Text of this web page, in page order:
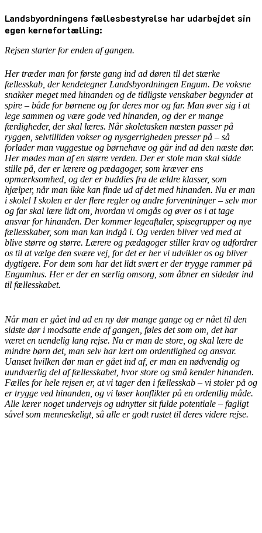
Landsbyordningens fællesbestyrelse har udarbejdet sin
egen kernefortælling:
Rejsen starter for enden af gangen.
Her træder man for første gang ind ad døren til det stærke
fællesskab, der kendetegner Landsbyordningen Engum. De voksne
snakker meget med hinanden og de tidligste venskaber begynder at
spire – både for børnene og for deres mor og far. Man øver sig i at
lege sammen og være gode ved hinanden, og der er mange
færdigheder, der skal læres. Når skoletasken næsten passer på
ryggen, selvtilliden vokser og nysgerrigheden presser på – så
forlader man vuggestue og børnehave og går ind ad den næste dør.
Her mødes man af en større verden. Der er stole man skal sidde
stille på, der er lærere og pædagoger, som kræver ens
opmærksomhed, og der er buddies fra de ældre klasser, som
hjælper, når man ikke kan finde ud af det med hinanden. Nu er man
i skole! I skolen er der flere regler og andre forventninger – selv mor
og far skal lære lidt om, hvordan vi omgås og øver os i at tage
ansvar for hinanden. Der kommer legeaftaler, spisegrupper og nye
fællesskaber, som man kan indgå i. Og verden bliver ved med at
blive større og større. Lærere og pædagoger stiller krav og udfordrer
os til at vælge den svære vej, for det er her vi udvikler os og bliver
dygtigere. For dem som har det lidt svært er der trygge rammer på
Engumhus. Her er der en særlig omsorg, som åbner en sidedør ind
til fællesskabet.
Når man er gået ind ad en ny dør mange gange og er nået til den
sidste dør i modsatte ende af gangen, føles det som om, det har
været en uendelig lang rejse. Nu er man de store, og skal lære de
mindre børn det, man selv har lært om ordentlighed og ansvar.
Uanset hvilken dør man er gået ind af, er man en nødvendig og
uundværlig del af fællesskabet, hvor store og små kender hinanden.
Fælles for hele rejsen er, at vi tager den i fællesskab – vi stoler på og
er trygge ved hinanden, og vi løser konflikter på en ordentlig måde.
Alle lærer noget undervejs og udnytter sit fulde potentiale – fagligt
såvel som menneskeligt, så alle er godt rustet til deres videre rejse.